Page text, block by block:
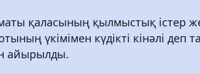
қаласының қылмыстық істер
үкімімен күдікті кінәлі деп
айырылды.